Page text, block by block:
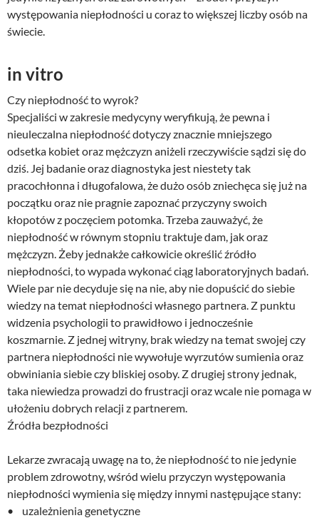
występowania niepłodności u coraz to większej liczby osób na
świecie.
in vitro
Czy niepłodność to wyrok?
Specjaliści w zakresie medycyny weryfikują, że pewna i
nieuleczalna niepłodność dotyczy znacznie mniejszego
odsetka kobiet oraz mężczyzn aniżeli rzeczywiście sądzi się do
dziś. Jej badanie oraz diagnostyka jest niestety tak
pracochłonna i długofalowa, że dużo osób zniechęca się już na
początku oraz nie pragnie zapoznać przyczyny swoich
kłopotów z poczęciem potomka. Trzeba zauważyć, że
niepłodność w równym stopniu traktuje dam, jak oraz
mężczyzn. Żeby jednakże całkowicie określić źródło
niepłodności, to wypada wykonać ciąg laboratoryjnych badań.
Wiele par nie decyduje się na nie, aby nie dopuścić do siebie
wiedzy na temat niepłodności własnego partnera. Z punktu
widzenia psychologii to prawidłowo i jednocześnie
koszmarnie. Z jednej witryny, brak wiedzy na temat swojej czy
partnera niepłodności nie wywołuje wyrzutów sumienia oraz
obwiniania siebie czy bliskiej osoby. Z drugiej strony jednak,
taka niewiedza prowadzi do frustracji oraz wcale nie pomaga w
ułożeniu dobrych relacji z partnerem.
Źródła bezpłodności
Lekarze zwracają uwagę na to, że niepłodność to nie jedynie
problem zdrowotny, wśród wielu przyczyn występowania
niepłodności wymienia się między innymi następujące stany:
• uzależnienia genetyczne